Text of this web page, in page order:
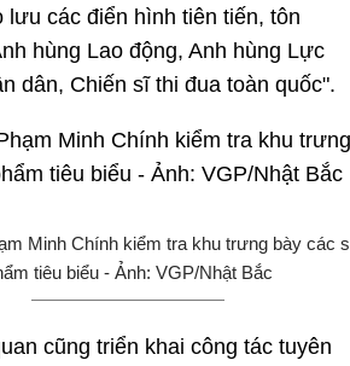
các điển hình tiên tiến, tôn
hùng Lao động, Anh hùng Lực
dân, Chiến sĩ thi đua toàn quốc".
Minh Chính kiểm tra khu trưng bày các
tiêu biểu - Ảnh: VGP/Nhật Bắc
cũng triển khai công tác tuyên